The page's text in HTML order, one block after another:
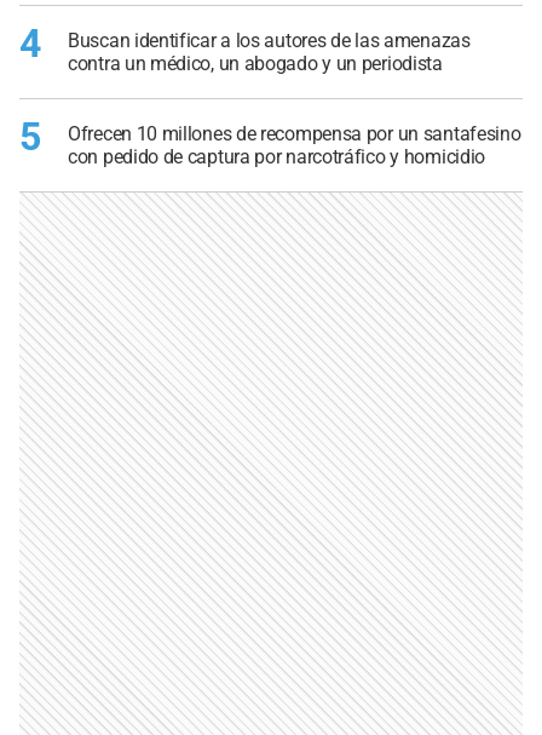
4
Buscan identificar a los autores de las amenazas
contra un médico, un abogado y un periodista
5
Ofrecen 10 millones de recompensa por un santafesino
con pedido de captura por narcotráfico y homicidio